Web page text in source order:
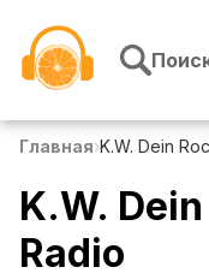
Главная›K.W. Dein
K.W.
Radio